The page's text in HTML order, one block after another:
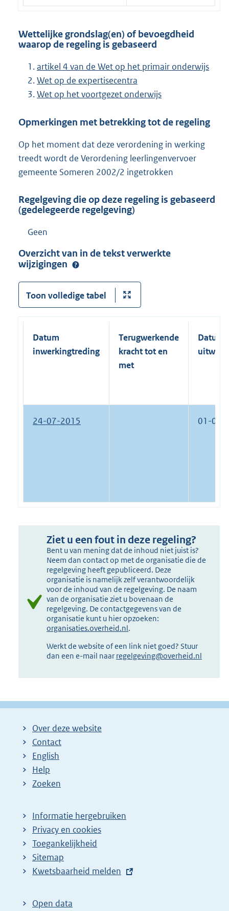
Wettelijke grondslag(en) of bevoegdheid
waarop de regeling is gebaseerd
artikel 4 van de Wet op het primair onderwijs
Wet op de expertisecentra
Wet op het voortgezet onderwijs
Opmerkingen met betrekking tot de regeling
Op het moment dat deze verordening in werking
treedt wordt de Verordening leerlingenvervoer
gemeente Someren 2002/2 ingetrokken
Regelgeving die op deze regeling is gebaseerd
(gedelegeerde regelgeving)
Geen
Overzicht van in de tekst verwerkte
wijzigingen
Toon volledige tabel
Datum
inwerkingtreding
Terugwerkende
kracht tot en
met
Datum
24-07-2015 01-01-
Ziet u een fout in deze regeling?
Bent u van mening dat de inhoud niet juist is?
Neem dan contact op met de organisatie die de
regelgeving heeft gepubliceerd. Deze
organisatie is namelijk zelf verantwoordelijk
voor de inhoud van de regelgeving. De naam
van de organisatie ziet u bovenaan de
regelgeving. De contactgegevens van de
organisatie kunt u hier opzoeken:
organisaties.overheid.nl.
Werkt de website of een link niet goed? Stuur
dan een e-mail naar regelgeving@overheid.nl
Over deze website
Contact
English
Help
Zoeken
Informatie hergebruiken
Privacy en cookies
Toegankelijkheid
Sitemap
E
t
Kwetsbaarheid melden
Open data